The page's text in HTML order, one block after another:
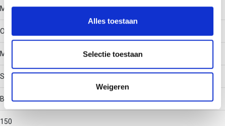
personaliseren, om functies voor social media te bieden
en om ons websiteverkeer te analyseren. Ook delen we
partners voor social media, adverteren en analyse. Deze
partners kunnen deze gegevens combineren met andere
verzameld op basis van uw gebruik van hun services.
Alles toestaan
Selectie toestaan
Weigeren
Materiaalkwaliteit
Overig
Materiaal
Staal
Binnenstraal
150